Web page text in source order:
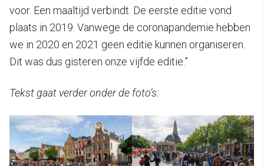
voor. Een maaltijd verbindt. De eerste editie vond
plaats in 2019. Vanwege de coronapandemie hebben
we in 2020 en 2021 geen editie kunnen organiseren.
Dit was dus gisteren onze vijfde editie.”
Tekst gaat verder onder de foto’s: